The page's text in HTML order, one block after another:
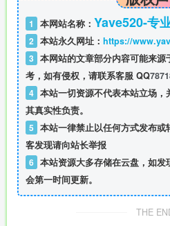
1 本网站名称： Yave520-专
2 本站永久网址： https://
3 本网站的文章部分内容可能来
考，如有侵权，请联系客服 QQ
4 本站一切资源不代表本站立场
其真实性负责。
5 本站一律禁止以任何方式发布
客发现请向站长举报
6 本站资源大多存储在云盘，如
会第一时间更新。
THE